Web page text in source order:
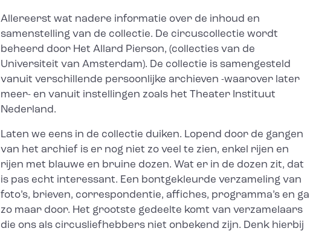
Allereerst wat nadere informatie over de inhoud en
samenstelling van de collectie. De circuscollectie wordt
beheerd door Het Allard Pierson, (collecties van de
Universiteit van Amsterdam). De collectie is samengesteld
vanuit verschillende persoonlijke archieven -waarover later
meer- en vanuit instellingen zoals het Theater Instituut
Nederland.
Laten we eens in de collectie duiken. Lopend door de gangen
van het archief is er nog niet zo veel te zien, enkel rijen en
rijen met blauwe en bruine dozen. Wat er in de dozen zit, dat
is pas echt interessant. Een bontgekleurde verzameling van
foto’s, brieven, correspondentie, affiches, programma’s en ga
zo maar door. Het grootste gedeelte komt van verzamelaars
die ons als circusliefhebbers niet onbekend zijn. Denk hierbij